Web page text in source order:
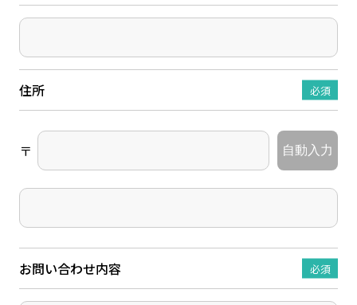
住所 必須
〒 自動入力
お問い合わせ内容 必須